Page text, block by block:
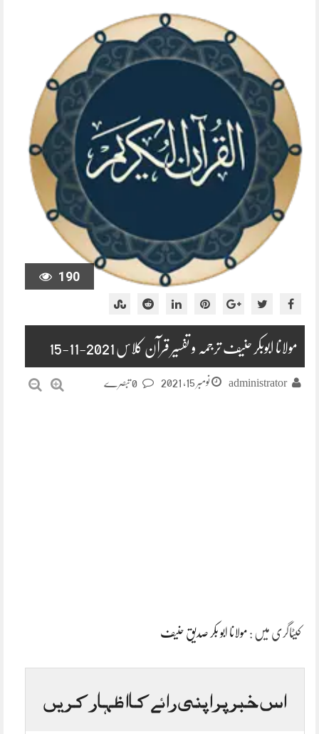
190
مولانا ابوبکر حنیف ترجمہ و تفسیر قرآن کلاس 2021-11-15
administrator نومبر 15, 2021
کیٹاگری میں : مولانا ابو بکر صدیق حنیف
اس خبر پر اپنی رائے کا اظہار کریں